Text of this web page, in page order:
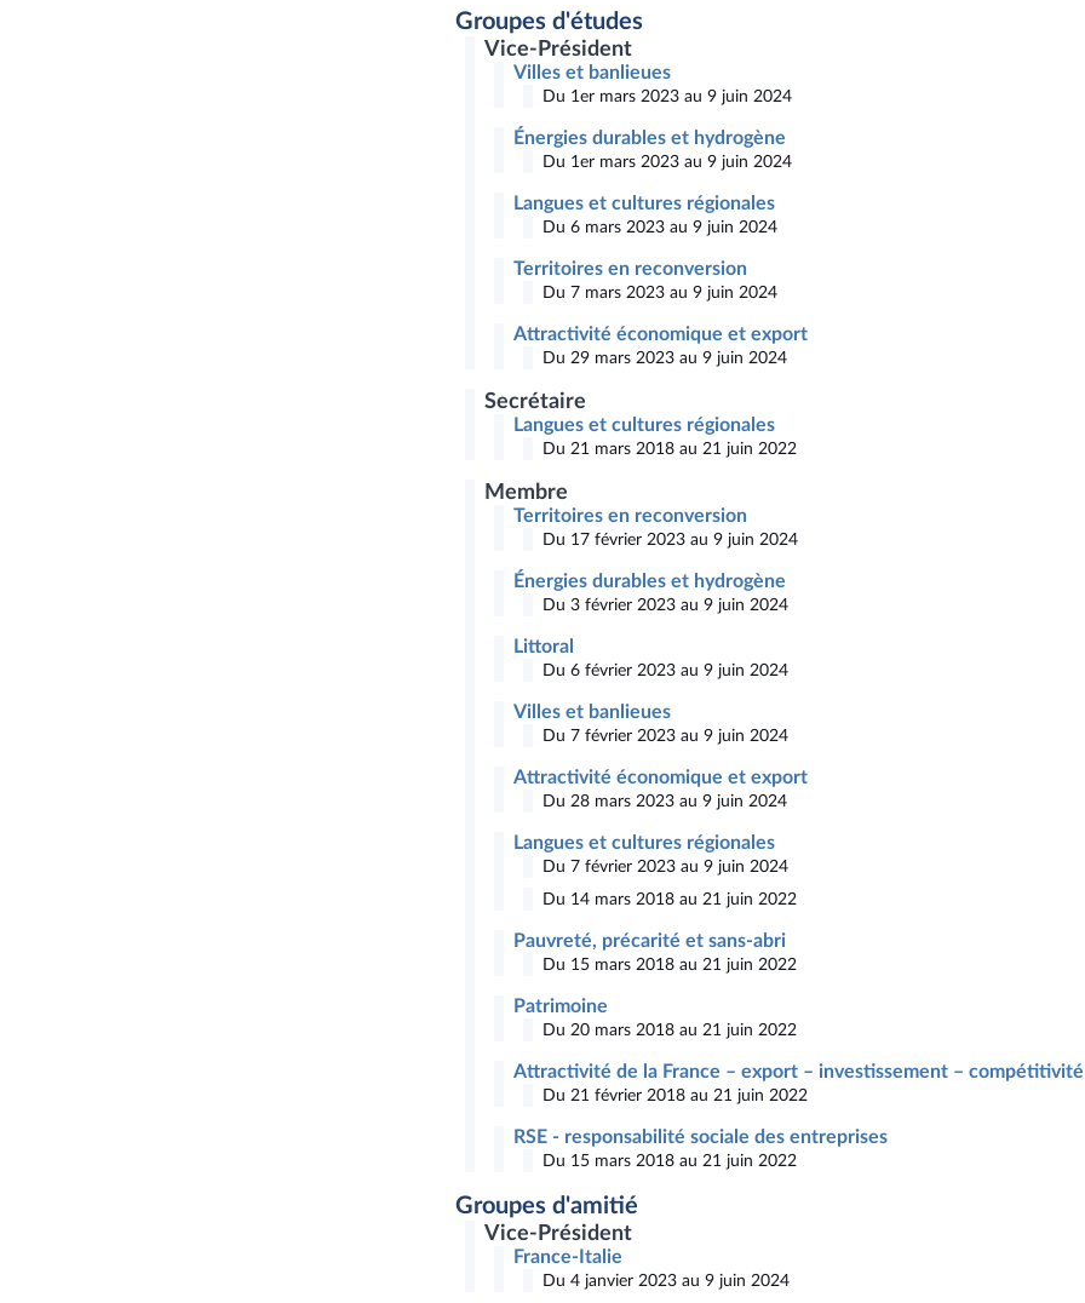
Groupes d'études
Vice-Président
Villes et banlieues
Du 1er mars 2023 au 9 juin 2024
Énergies durables et hydrogène
Du 1er mars 2023 au 9 juin 2024
Langues et cultures régionales
Du 6 mars 2023 au 9 juin 2024
Territoires en reconversion
Du 7 mars 2023 au 9 juin 2024
Attractivité économique et export
Du 29 mars 2023 au 9 juin 2024
Secrétaire
Langues et cultures régionales
Du 21 mars 2018 au 21 juin 2022
Membre
Territoires en reconversion
Du 17 février 2023 au 9 juin 2024
Énergies durables et hydrogène
Du 3 février 2023 au 9 juin 2024
Littoral
Du 6 février 2023 au 9 juin 2024
Villes et banlieues
Du 7 février 2023 au 9 juin 2024
Attractivité économique et export
Du 28 mars 2023 au 9 juin 2024
Langues et cultures régionales
Du 7 février 2023 au 9 juin 2024
Du 14 mars 2018 au 21 juin 2022
Pauvreté, précarité et sans-abri
Du 15 mars 2018 au 21 juin 2022
Patrimoine
Du 20 mars 2018 au 21 juin 2022
Attractivité de la France – export – investissement – compétitivité
Du 21 février 2018 au 21 juin 2022
RSE - responsabilité sociale des entreprises
Du 15 mars 2018 au 21 juin 2022
Groupes d'amitié
Vice-Président
France-Italie
Du 4 janvier 2023 au 9 juin 2024